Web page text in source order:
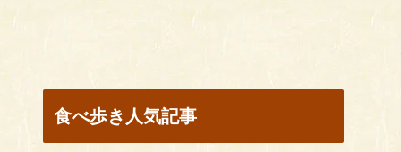
食べ歩き人気記事